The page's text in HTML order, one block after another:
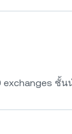
exchanges ชั้น